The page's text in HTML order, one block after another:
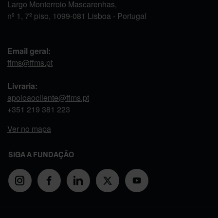
Largo Monterroio Mascarenhas,
nº 1, 7º piso, 1099-081 Lisboa - Portugal
Email geral:
ffms@ffms.pt
Livraria:
apoioaocliente@ffms.pt
+351 219 381 223
Ver no mapa
SIGA A FUNDAÇÃO